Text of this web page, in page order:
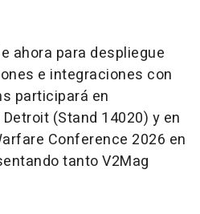
ahora para despliegue
e integraciones con
participará en
(Stand 14020) y en
Conference 2026 en
tanto V2Mag